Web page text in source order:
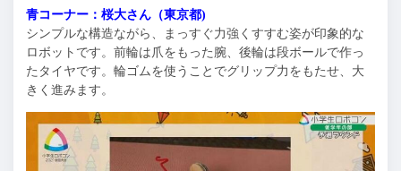
青コーナー：桜大さん（東京都)
シンプルな構造ながら、まっすぐ力強くすすむ姿が印象的な
ロボットです。前輪は爪をもった腕、後輪は段ボールで作っ
たタイヤです。輪ゴムを使うことでグリップ力をもたせ、大
きく進みます。